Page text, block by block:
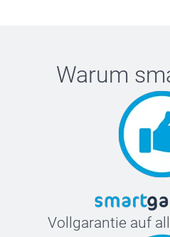
Warum
Vollgarantie auf